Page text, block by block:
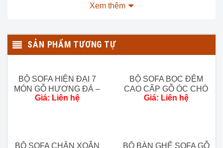
Xem thêm
SẢN PHẨM TƯƠNG TỰ
BỘ SOFA HIỆN ĐẠI 7
MÓN GỖ HƯƠNG ĐÁ –
HÀNG ĐẶT RIÊNG
Giá: Liên hệ
BỘ SOFA BỌC ĐỆM
CAO CẤP GỖ ÓC CHÓ
– HÀNG VIP
Giá: Liên hệ
BỘ SOFA CHÂN XOẮN
BỘ BÀN GHẾ SOFA GỖ